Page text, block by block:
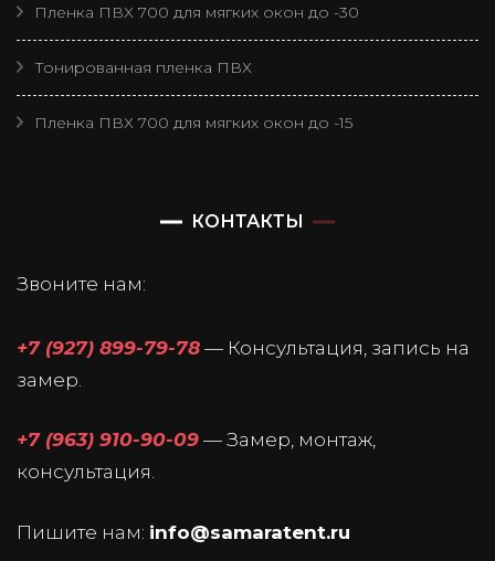
Пленка ПВХ 700 для мягких окон до -30
Тонированная пленка ПВХ
Пленка ПВХ 700 для мягких окон до -15
КОНТАКТЫ
Звоните нам:
+7 (927) 899-79-78 — Консультация, запись на
замер.
+7 (963) 910-90-09 — Замер, монтаж,
консультация.
Пишите нам: info@samaratent.ru